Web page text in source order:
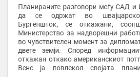
Планираните разговори меѓу САД и
да се одржат во
Бургеншток, се откажани,
Министерство за надворешни
во чувствителен момент за
двете земји. Според
откажан откако американскиот
Венс ја повлекол својата